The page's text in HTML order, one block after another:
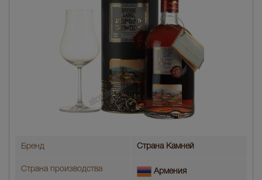
Бренд Страна Камней
Страна производства Армения